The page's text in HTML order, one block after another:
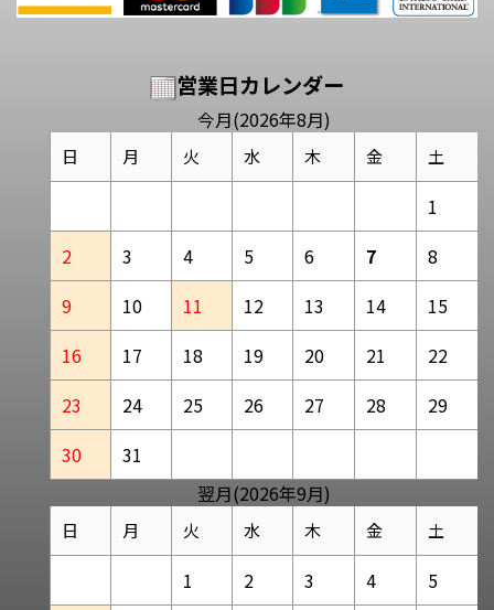
営業日カレンダー
今月(2026年8月)
日 月 火 水 木 金 土
1
2
3 4 5 6 7
8
9
10 11 12 13 14
15
16
17 18 19 20 21
22
23
24 25 26 27 28
29
30
31
翌月(2026年9月)
日 月 火 水 木 金 土
1 2 3 4
5